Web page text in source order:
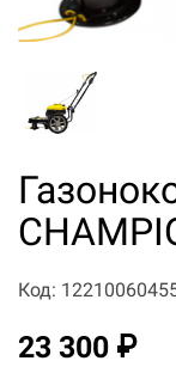
Код:
23 300 ₽